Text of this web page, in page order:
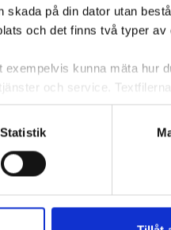
skada på din dator utan
och det finns två typer av
kunna mäta hur
och service.
din dator är endast ett unikt
tiden du är inne och
Statistik
dagar
Universalpenna
14,96 kr/st